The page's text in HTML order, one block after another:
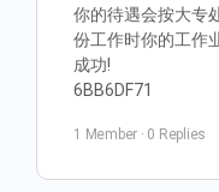
你的待遇会按大专
份工作时你的工作
成功!
6BB6DF71
1 Member · 0 Replies